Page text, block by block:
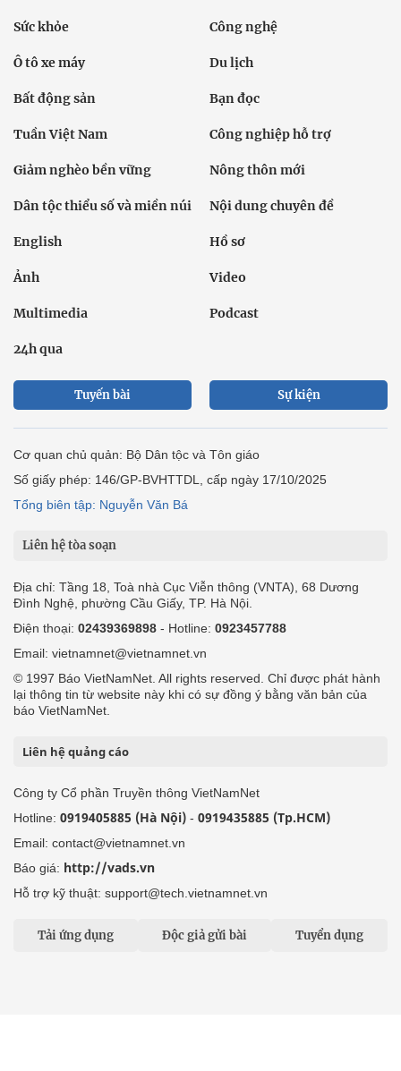
Sức khỏe Công nghệ
Ô tô xe máy Du lịch
Bất động sản Bạn đọc
Tuần Việt Nam Công nghiệp hỗ trợ
Giảm nghèo bền vững Nông thôn mới
Dân tộc thiểu số và miền núi Nội dung chuyên đề
English Hồ sơ
Ảnh Video
Multimedia Podcast
24h qua
Tuyến bài Sự kiện
Cơ quan chủ quản: Bộ Dân tộc và Tôn giáo
Số giấy phép: 146/GP-BVHTTDL, cấp ngày 17/10/2025
Tổng biên tập: Nguyễn Văn Bá
Liên hệ tòa soạn
Địa chỉ: Tầng 18, Toà nhà Cục Viễn thông (VNTA), 68 Dương
Đình Nghệ, phường Cầu Giấy, TP. Hà Nội.
Điện thoại: 02439369898 - Hotline: 0923457788
Email: vietnamnet@vietnamnet.vn
© 1997 Báo VietNamNet. All rights reserved. Chỉ được phát hành
lại thông tin từ website này khi có sự đồng ý bằng văn bản của
báo VietNamNet.
Liên hệ quảng cáo
Công ty Cổ phần Truyền thông VietNamNet
Hotline: 0919405885 (Hà Nội) - 0919435885 (Tp.HCM)
Email: contact@vietnamnet.vn
Báo giá: http://vads.vn
Hỗ trợ kỹ thuật: support@tech.vietnamnet.vn
Tải ứng dụng Độc giả gửi bài Tuyển dụng